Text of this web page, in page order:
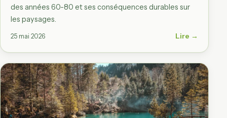
des années 60-80 et ses conséquences durables sur
les paysages.
25 mai 2026 Lire →